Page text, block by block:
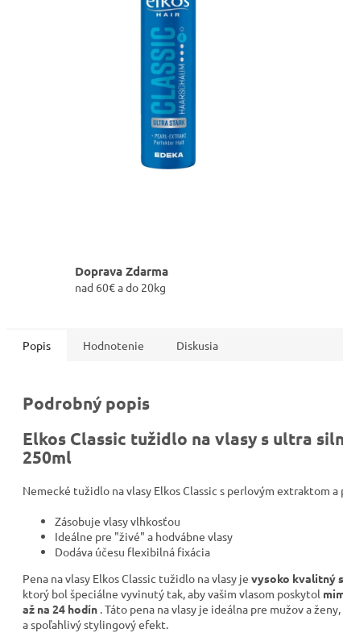
Doprava Zdarma
nad 60€ a do 20kg
Popis Hodnotenie Diskusia
Podrobný popis
Elkos Classic tužidlo na vlasy s ultra
250ml
Nemecké tužidlo na vlasy Elkos Classic s perlovým extraktom
Zásobuje vlasy vlhkosťou
Ideálne pre "živé" a hodvábne vlasy
Dodáva účesu flexibilná fixácia
Pena na vlasy Elkos Classic tužidlo na vlasy je vysoko kvalitný
ktorý bol špeciálne vyvinutý tak, aby vašim vlasom poskytol
až na 24 hodín .Táto pena na vlasy je ideálna pre mužov a
a spoľahlivý stylingový efekt.